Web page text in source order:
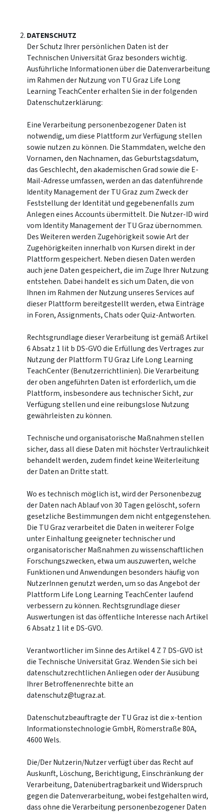
DATENSCHUTZ
Der Schutz Ihrer persönlichen Daten ist der
Technischen Universität Graz besonders wichtig.
Ausführliche Informationen über die Datenverarbeitung
im Rahmen der Nutzung von TU Graz Life Long
Learning TeachCenter erhalten Sie in der folgenden
Datenschutzerklärung:
Eine Verarbeitung personenbezogener Daten ist
notwendig, um diese Plattform zur Verfügung stellen
sowie nutzen zu können. Die Stammdaten, welche den
Vornamen, den Nachnamen, das Geburtstagsdatum,
das Geschlecht, den akademischen Grad sowie die E-
Mail-Adresse umfassen, werden an das datenführende
Identity Management der TU Graz zum Zweck der
Feststellung der Identität und gegebenenfalls zum
Anlegen eines Accounts übermittelt. Die Nutzer-ID wird
vom Identity Management der TU Graz übernommen.
Des Weiteren werden Zugehörigkeit sowie Art der
Zugehörigkeiten innerhalb von Kursen direkt in der
Plattform gespeichert. Neben diesen Daten werden
auch jene Daten gespeichert, die im Zuge Ihrer Nutzung
entstehen. Dabei handelt es sich um Daten, die von
Ihnen im Rahmen der Nutzung unseres Services auf
dieser Plattform bereitgestellt werden, etwa Einträge
in Foren, Assignments, Chats oder Quiz-Antworten.
Rechtsgrundlage dieser Verarbeitung ist gemäß Artikel
6 Absatz 1 lit b DS-GVO die Erfüllung des Vertrages zur
Nutzung der Plattform TU Graz Life Long Learning
TeachCenter (Benutzerrichtlinien). Die Verarbeitung
der oben angeführten Daten ist erforderlich, um die
Plattform, insbesondere aus technischer Sicht, zur
Verfügung stellen und eine reibungslose Nutzung
gewährleisten zu können.
Technische und organisatorische Maßnahmen stellen
sicher, dass all diese Daten mit höchster Vertraulichkeit
behandelt werden, zudem findet keine Weiterleitung
der Daten an Dritte statt.
Wo es technisch möglich ist, wird der Personenbezug
der Daten nach Ablauf von 30 Tagen gelöscht, sofern
gesetzliche Bestimmungen dem nicht entgegenstehen.
Die TU Graz verarbeitet die Daten in weiterer Folge
unter Einhaltung geeigneter technischer und
organisatorischer Maßnahmen zu wissenschaftlichen
Forschungszwecken, etwa um auszuwerten, welche
Funktionen und Anwendungen besonders häufig von
NutzerInnen genutzt werden, um so das Angebot der
Plattform Life Long Learning TeachCenter laufend
verbessern zu können. Rechtsgrundlage dieser
Auswertungen ist das öffentliche Interesse nach Artikel
6 Absatz 1 lit e DS-GVO.
Verantwortlicher im Sinne des Artikel 4 Z 7 DS-GVO ist
die Technische Universität Graz. Wenden Sie sich bei
datenschutzrechtlichen Anliegen oder der Ausübung
Ihrer Betroffenenrechte bitte an
datenschutz@tugraz.at.
Datenschutzbeauftragte der TU Graz ist die x-tention
Informationstechnologie GmbH, Römerstraße 80A,
4600 Wels.
Die/Der Nutzerin/Nutzer verfügt über das Recht auf
Auskunft, Löschung, Berichtigung, Einschränkung der
Verarbeitung, Datenübertragbarkeit und Widerspruch
gegen die Datenverarbeitung, wobei festgehalten wird,
dass ohne die Verarbeitung personenbezogener Daten